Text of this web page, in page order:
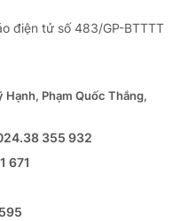
điện tử số 483/GP-BTTTT
Hạnh, Phạm Quốc Thắng,
355 932
671